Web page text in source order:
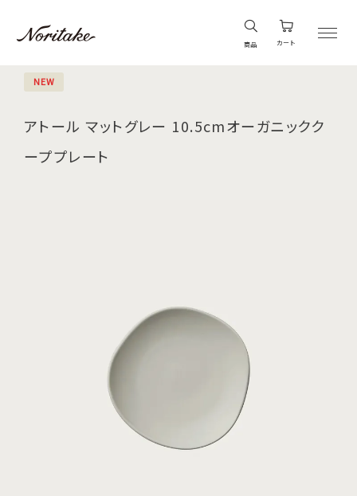
商品 カート
NEW
アトール マットグレー 10.5cmオーガニックク
ーププレート